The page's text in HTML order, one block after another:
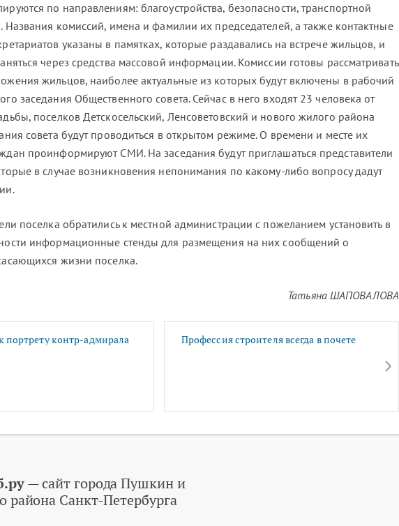
по направлениям: благоустройства, безопасности, транспортной
Названия комиссий, имена и фамилии их председателей, а также контактные
указаны в памятках, которые раздавались на встрече жильцов, и
через средства массовой информации. Комиссии готовы рассматривать
жильцов, наиболее актуальные из которых будут включены в рабочий
заседания Общественного совета. Сейчас в него входят 23 человека от
поселков Детскосельский, Ленсоветовский и нового жилого района
совета будут проводиться в открытом режиме. О времени и месте их
проинформируют СМИ. На заседания будут приглашаться представители
в случае возникновения непонимания по какому-либо вопросу дадут
поселка обратились к местной администрации с пожеланием установить в
информационные стенды для размещения на них сообщений о
жизни поселка.
Татьяна ШАПОВАЛОВА
портрету контр-адмирала Профессия строителя всегда в почете
— сайт города Пушкин и
района Санкт-Петербурга